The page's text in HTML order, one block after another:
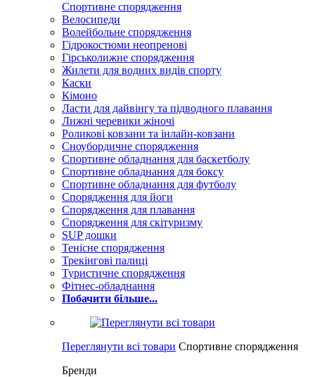
Спортивне спорядження
Велосипеди
Волейбольне спорядження
Гідрокостюми неопренові
Гірськолижне спорядження
Жилети для водних видів спорту
Каски
Кімоно
Ласти для дайвінгу та підводного плавання
Лижні черевики жіночі
Роликові ковзани та інлайн-ковзани
Сноубордичне спорядження
Спортивне обладнання для баскетболу
Спортивне обладнання для боксу
Спортивне обладнання для футболу
Спорядження для йоги
Спорядження для плавання
Спорядження для скітуризму
SUP дошки
Тенісне спорядження
Трекінгові палиці
Туристичне спорядження
Фітнес-обладнання
Побачити більше...
Переглянути всі товари Спортивне спорядження
Бренди